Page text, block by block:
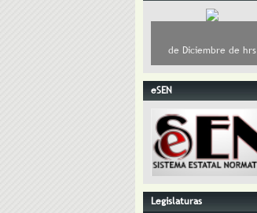
de Diciembre de hrs
eSEN
Legislaturas